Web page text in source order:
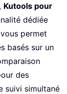
Kutools pour
dédiée
permet
basés sur un
des
suivi simultané